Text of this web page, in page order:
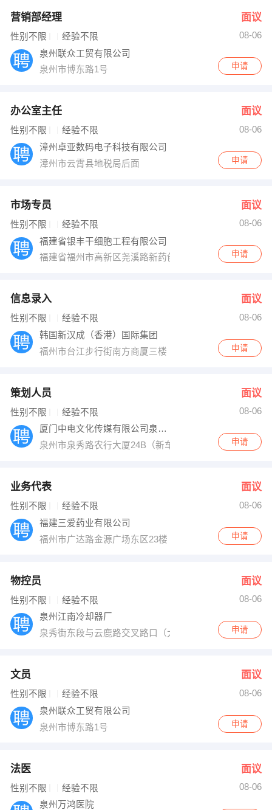
营销部经理 面议
性别不限 经验不限
08-06
泉州联众工贸有限公司
泉州市博东路1号
申请
办公室主任 面议
性别不限 经验不限
08-06
漳州卓亚数码电子科技有限公司
漳州市云霄县地税局后面
申请
市场专员 面议
性别不限 经验不限
08-06
福建省银丰干细胞工程有限公司
福建省福州市高新区尧溪路新药创制中心4号楼4层
申请
信息录入 面议
性别不限 经验不限
08-06
韩国新汉成（香港）国际集团
福州市台江步行街南方商厦三楼（瀛洲派出所对面 七天
申请
策划人员 面议
性别不限 经验不限
08-06
厦门中电文化传媒有限公司泉州分公司
泉州市泉秀路农行大厦24B（新车站对面）
申请
业务代表 面议
性别不限 经验不限
08-06
福建三爱药业有限公司
福州市广达路金源广场东区23楼
申请
物控员 面议
性别不限 经验不限
08-06
泉州江南冷却器厂
泉秀街东段与云鹿路交叉路口（大自然水疗馆旁）
申请
文员 面议
性别不限 经验不限
08-06
泉州联众工贸有限公司
泉州市博东路1号
申请
法医 面议
性别不限 经验不限
08-06
泉州万鸿医院